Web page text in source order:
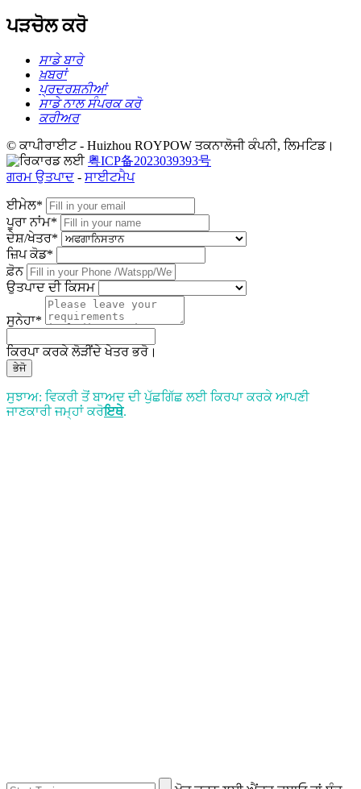
ਪੜਚੋਲ ਕਰੋ
ਸਾਡੇ ਬਾਰੇ
ਖ਼ਬਰਾਂ
ਪ੍ਰਦਰਸ਼ਨੀਆਂ
ਸਾਡੇ ਨਾਲ ਸੰਪਰਕ ਕਰੋ
ਕਰੀਅਰ
© ਕਾਪੀਰਾਈਟ - Huizhou ROYPOW ਤਕਨਾਲੋਜੀ ਕੰਪਨੀ, ਲਿਮਟਿਡ।
粤ICP备2023039393号
ਗਰਮ ਉਤਪਾਦ - ਸਾਈਟਮੈਪ
ਈਮੇਲ*
ਪੂਰਾ ਨਾਂਮ*
ਦੇਸ਼/ਖੇਤਰ*
ਜ਼ਿਪ ਕੋਡ*
ਫ਼ੋਨ
ਉਤਪਾਦ ਦੀ ਕਿਸਮ
ਸੁਨੇਹਾ*
ਕਿਰਪਾ ਕਰਕੇ ਲੋੜੀਂਦੇ ਖੇਤਰ ਭਰੋ।
ਭੇਜੋ
ਸੁਝਾਅ: ਵਿਕਰੀ ਤੋਂ ਬਾਅਦ ਦੀ ਪੁੱਛਗਿੱਛ ਲਈ ਕਿਰਪਾ ਕਰਕੇ ਆਪਣੀ
ਜਾਣਕਾਰੀ ਜਮ੍ਹਾਂ ਕਰੋਇਥੇ.